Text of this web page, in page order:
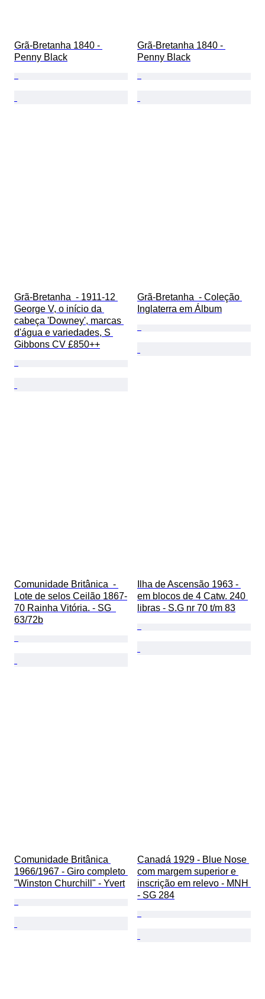
Grã-Bretanha 1840 -
Penny Black
Grã-Bretanha 1840 -
Penny Black
Grã-Bretanha  - 1911-12
George V, o início da
cabeça 'Downey', marcas
d'água e variedades, S
Gibbons CV £850++
Grã-Bretanha  - Coleção
Inglaterra em Álbum
Comunidade Britânica  -
Lote de selos Ceilão 1867-
70 Rainha Vitória. - SG
63/72b
Ilha de Ascensão 1963 -
em blocos de 4 Catw. 240
libras - S.G nr 70 t/m 83
Comunidade Britânica
1966/1967 - Giro completo
"Winston Churchill" - Yvert
Canadá 1929 - Blue Nose
com margem superior e
inscrição em relevo - MNH
- SG 284